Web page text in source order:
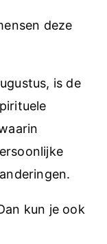
deze
is de
kun je ook